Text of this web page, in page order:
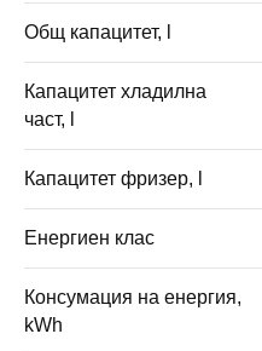
Общ капацитет, l
Капацитет хладилна
част, l
Капацитет фризер, l
Енергиен клас
Консумация на енергия,
kWh